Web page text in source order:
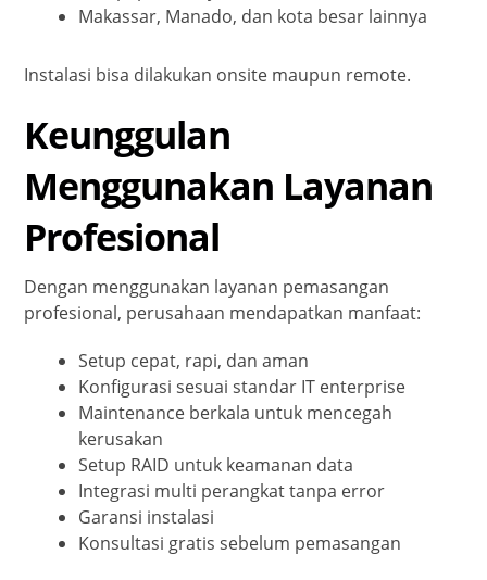
Makassar, Manado, dan kota besar lainnya
Instalasi bisa dilakukan onsite maupun remote.
Keunggulan
Menggunakan Layanan
Profesional
Dengan menggunakan layanan pemasangan
profesional, perusahaan mendapatkan manfaat:
Setup cepat, rapi, dan aman
Konfigurasi sesuai standar IT enterprise
Maintenance berkala untuk mencegah
kerusakan
Setup RAID untuk keamanan data
Integrasi multi perangkat tanpa error
Garansi instalasi
Konsultasi gratis sebelum pemasangan